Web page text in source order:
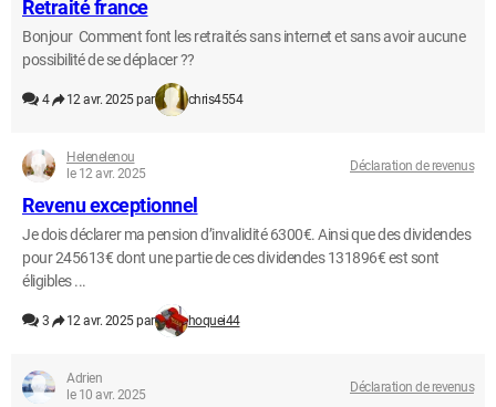
Retraité france
Bonjour Comment font les retraités sans internet et sans avoir aucune
possibilité de se déplacer ??
4 12 avr. 2025 par chris4554
Helenelenou
le 12 avr. 2025
Déclaration de revenus
Revenu exceptionnel
Je dois déclarer ma pension d’invalidité 6300€. Ainsi que des dividendes
pour 245613€ dont une partie de ces dividendes 131896€ est sont
éligibles ...
3 12 avr. 2025 par hoquei44
Adrien
le 10 avr. 2025
Déclaration de revenus